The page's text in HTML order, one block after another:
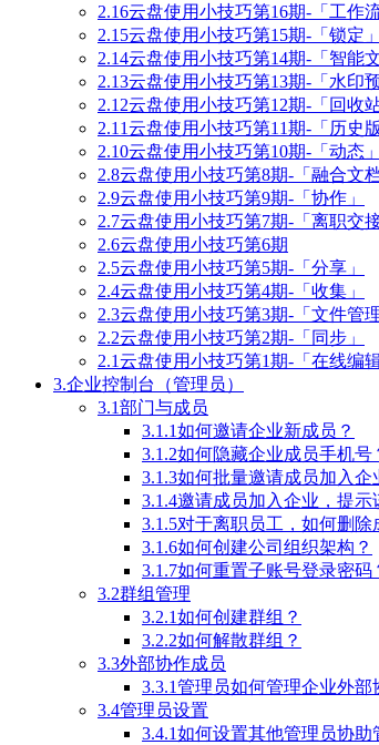
2.16云盘使用小技巧第16期-「工作流
2.15云盘使用小技巧第15期-「锁定」
2.14云盘使用小技巧第14期-「智能
2.13云盘使用小技巧第13期-「水印预
2.12云盘使用小技巧第12期-「回收站
2.11云盘使用小技巧第11期-「历史版
2.10云盘使用小技巧第10期-「动态」
2.8云盘使用小技巧第8期-「融合文档
2.9云盘使用小技巧第9期-「协作」
2.7云盘使用小技巧第7期-「离职交接
2.6云盘使用小技巧第6期
2.5云盘使用小技巧第5期-「分享」
2.4云盘使用小技巧第4期-「收集」
2.3云盘使用小技巧第3期-「文件管
2.2云盘使用小技巧第2期-「同步」
2.1云盘使用小技巧第1期-「在线编辑
3.企业控制台（管理员）
3.1部门与成员
3.1.1如何邀请企业新成员？
3.1.2如何隐藏企业成员手机号
3.1.3如何批量邀请成员加入企
3.1.4邀请成员加入企业，提
3.1.5对于离职员工，如何删除
3.1.6如何创建公司组织架构？
3.1.7如何重置子账号登录密码
3.2群组管理
3.2.1如何创建群组？
3.2.2如何解散群组？
3.3外部协作成员
3.3.1管理员如何管理企业外部
3.4管理员设置
3.4.1如何设置其他管理员协助